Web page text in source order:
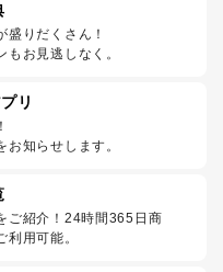
盛りだくさん！
お見逃しなく。
リ
知らせします。
ご紹介！24時間365日商
用可能。